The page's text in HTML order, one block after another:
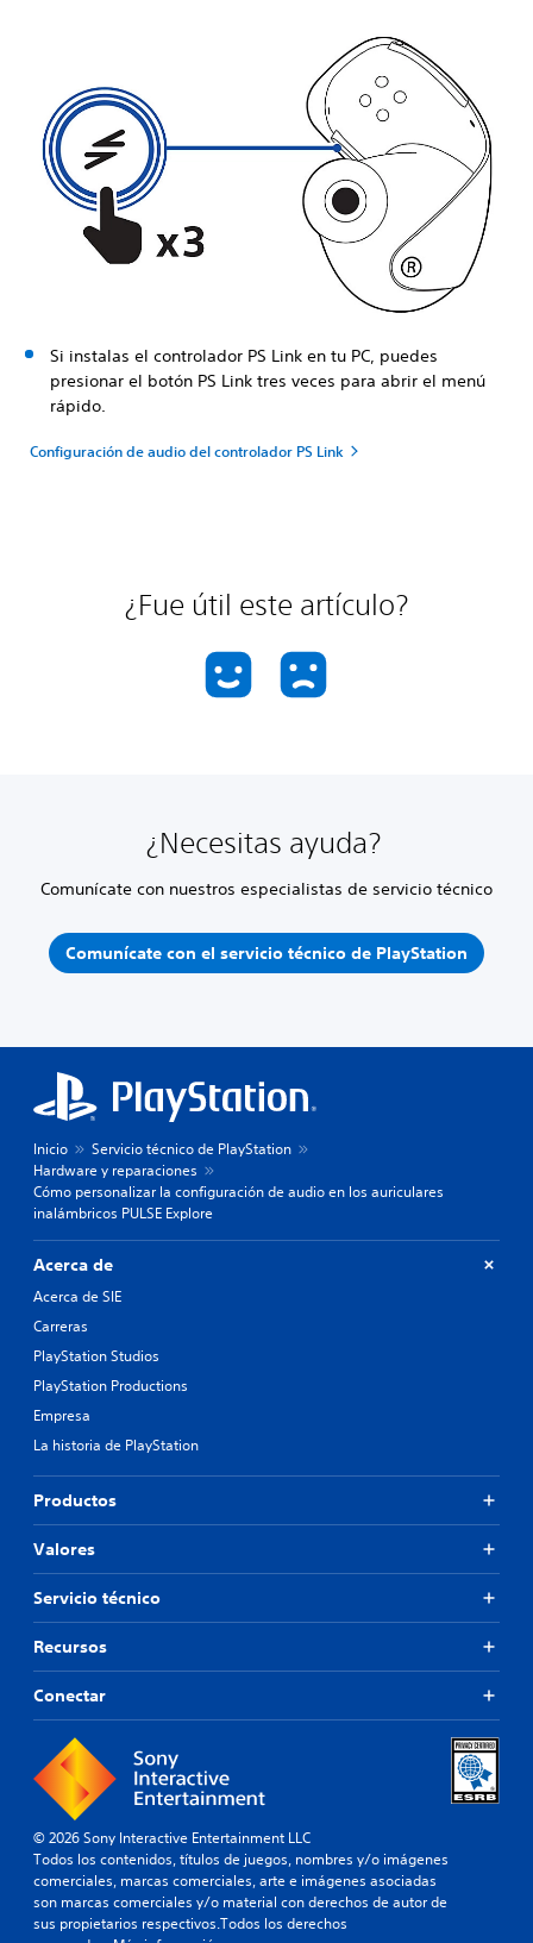
Si instalas el controlador PS Link en tu PC, puedes
presionar el botón PS Link tres veces para abrir el menú
rápido.
Configuración de audio del controlador PS Link
¿Fue útil este artículo?
¿Necesitas ayuda?
Comunícate con nuestros especialistas de servicio técnico
Comunícate con el servicio técnico de PlayStation
Inicio
Servicio técnico de PlayStation
Hardware y reparaciones
Cómo personalizar la configuración de audio en los auriculares
inalámbricos PULSE Explore
Acerca de
Acerca de SIE
Carreras
PlayStation Studios
PlayStation Productions
Empresa
La historia de PlayStation
Productos
Valores
Servicio técnico
Recursos
Conectar
© 2026 Sony Interactive Entertainment LLC
Todos los contenidos, títulos de juegos, nombres y/o imágenes
comerciales, marcas comerciales, arte e imágenes asociadas
son marcas comerciales y/o material con derechos de autor de
sus propietarios respectivos.Todos los derechos